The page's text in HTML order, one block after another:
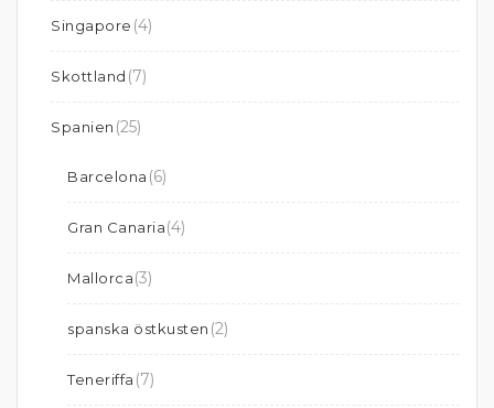
Singapore (4)
Skottland (7)
Spanien (25)
Barcelona (6)
Gran Canaria(4)
Mallorca(3)
spanska östkusten (2)
Teneriffa (7)